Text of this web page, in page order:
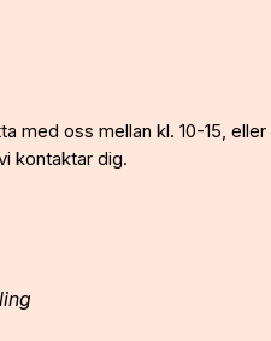
med oss mellan kl. 10-15, eller
kontaktar dig.